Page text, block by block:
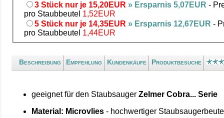
3 Stück nur je 15,20EUR » Ersparnis 5,07EUR -
pro Staubbeutel 1,52EUR
5 Stück nur je 14,35EUR » Ersparnis 12,67EUR -
pro Staubbeutel 1,44EUR
Beschreibung Empfehlung Kundenkäufe Produktbesuche
geeignet für den StaubsaugerZelmer Cobra... Serie
Material: Microvlies - hochwertiger